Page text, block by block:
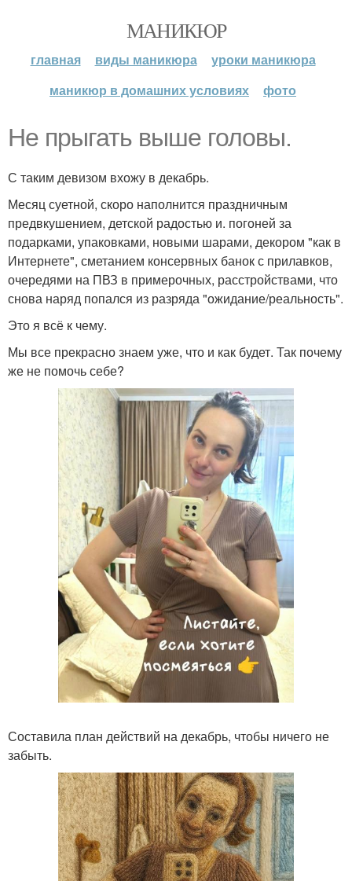
МАНИКЮР
главная виды маникюра
уроки маникюра
маникюр в домашних условиях
фото
Не прыгать выше головы.
С таким девизом вхожу в декабрь.
Месяц суетной, скоро наполнится праздничным
предвкушением, детской радостью и. погоней за
подарками, упаковками, новыми шарами, декором "как в
Интернете", сметанием консервных банок с прилавков,
очередями на ПВЗ в примерочных, расстройствами, что
снова наряд попался из разряда "ожидание/реальность".
Это я всё к чему.
Мы все прекрасно знаем уже, что и как будет. Так почему
же не помочь себе?
Составила план действий на декабрь, чтобы ничего не
забыть.